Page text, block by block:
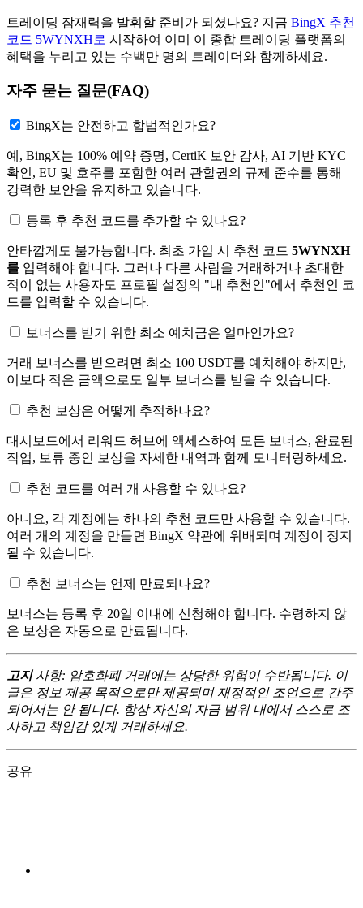
트레이딩 잠재력을 발휘할 준비가 되셨나요? 지금 BingX 추천
코드 5WYNXH로 시작하여 이미 이 종합 트레이딩 플랫폼의
혜택을 누리고 있는 수백만 명의 트레이더와 함께하세요.
자주 묻는 질문(FAQ)
BingX는 안전하고 합법적인가요?
예, BingX는 100% 예약 증명, CertiK 보안 감사, AI 기반 KYC
확인, EU 및 호주를 포함한 여러 관할권의 규제 준수를 통해
강력한 보안을 유지하고 있습니다.
등록 후 추천 코드를 추가할 수 있나요?
안타깝게도 불가능합니다. 최초 가입 시 추천 코드 5WYNXH
를 입력해야 합니다. 그러나 다른 사람을 거래하거나 초대한
적이 없는 사용자도 프로필 설정의 "내 추천인"에서 추천인 코
드를 입력할 수 있습니다.
보너스를 받기 위한 최소 예치금은 얼마인가요?
거래 보너스를 받으려면 최소 100 USDT를 예치해야 하지만,
이보다 적은 금액으로도 일부 보너스를 받을 수 있습니다.
추천 보상은 어떻게 추적하나요?
대시보드에서 리워드 허브에 액세스하여 모든 보너스, 완료된
작업, 보류 중인 보상을 자세한 내역과 함께 모니터링하세요.
추천 코드를 여러 개 사용할 수 있나요?
아니요, 각 계정에는 하나의 추천 코드만 사용할 수 있습니다.
여러 개의 계정을 만들면 BingX 약관에 위배되며 계정이 정지
될 수 있습니다.
추천 보너스는 언제 만료되나요?
보너스는 등록 후 20일 이내에 신청해야 합니다. 수령하지 않
은 보상은 자동으로 만료됩니다.
고지사항: 암호화폐 거래에는 상당한 위험이 수반됩니다. 이
글은 정보 제공 목적으로만 제공되며 재정적인 조언으로 간주
되어서는 안 됩니다. 항상 자신의 자금 범위 내에서 스스로 조
사하고 책임감 있게 거래하세요.
공유